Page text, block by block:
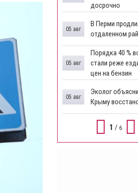
досрочно
​В Перми
отдаленном
05 авг
​Порядка 40 %
стали реже
цен на бензин
05 авг
Эколог
Крыму
05 авг
1 / 6